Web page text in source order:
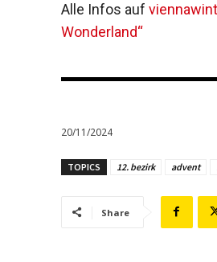
Alle Infos auf
Wonderland“
20/11/2024
TOPICS 12. bezirk advent
Share